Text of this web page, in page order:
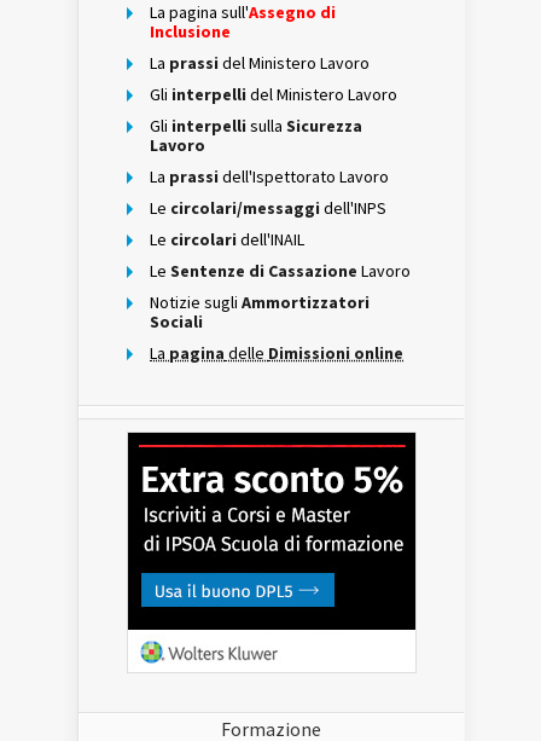
La pagina sull'Assegno di
Inclusione
La prassi del Ministero Lavoro
Gli interpelli del Ministero Lavoro
Gli interpelli sulla Sicurezza
Lavoro
La prassi dell'Ispettorato Lavoro
Le circolari/messaggi dell'INPS
Le circolari dell'INAIL
Le Sentenze di Cassazione Lavoro
Notizie sugli Ammortizzatori
Sociali
La pagina delle Dimissioni online
Formazione